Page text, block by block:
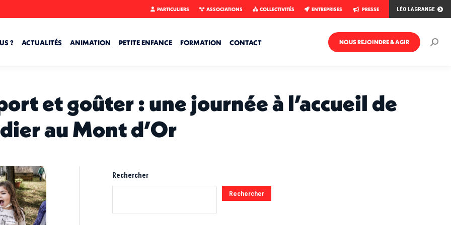
PARTICULIERS ASSOCIATIONS COLLECTIVITÉS ENTREPRISES PRESSE LÉO LAGRANGE
? ACTUALITÉS ANIMATION PETITE ENFANCE FORMATION CONTACT NOUS REJOINDRE & AGIR
et goûter : une journée à l’accueil de
au Mont d’Or
Rechercher
Rechercher